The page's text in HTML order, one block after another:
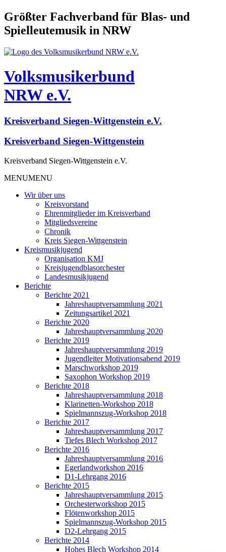
Größter Fachverband für Blas- und
Spielleutemusik in NRW
Volksmusikerbund
NRW e.V.
Kreisverband Siegen-Wittgenstein e.V.
Kreisverband Siegen-Wittgenstein
Kreisverband Siegen-Wittgenstein e.V.
MENUMENU
Wir über uns
Kreisvorstand
Ehrenmitglieder im Kreisverband
Mitgliedsvereine
Chronik
Kreis Siegen-Wittgenstein
Kreismusikjugend
Organisation KMJ
Kreisjugendblasorchester
Landesmusikjugend
Berichte
Berichte 2021
Jahreshauptversammlung 2021
Zeitungsartikel 2021
Berichte 2020
Jahreshauptversammlung 2020
Berichte 2019
Jahreshauptversammlung 2019
Jugendleiter Motivationsabend 2019
Marschworkshop 2019
Saxophon Workshop 2019
Berichte 2018
Jahreshauptversammlung 2018
Klarinetten-Workshop 2018
Spielmannszug-Workshop 2018
Berichte 2017
Jahreshauptversammlung 2017
Tiefes Blech Workshop 2017
Berichte 2016
Jahreshauptversammlung 2016
Egerlandworkshop 2016
D1-Lehrgang 2016
Berichte 2015
Jahreshauptversammlung 2015
Orchesterworkshop 2015
Flötenworkshop 2015
Spielmannszug-Workshop 2015
D2-Lehrgang 2015
Berichte 2014
Hohes Blech Workshop 2014